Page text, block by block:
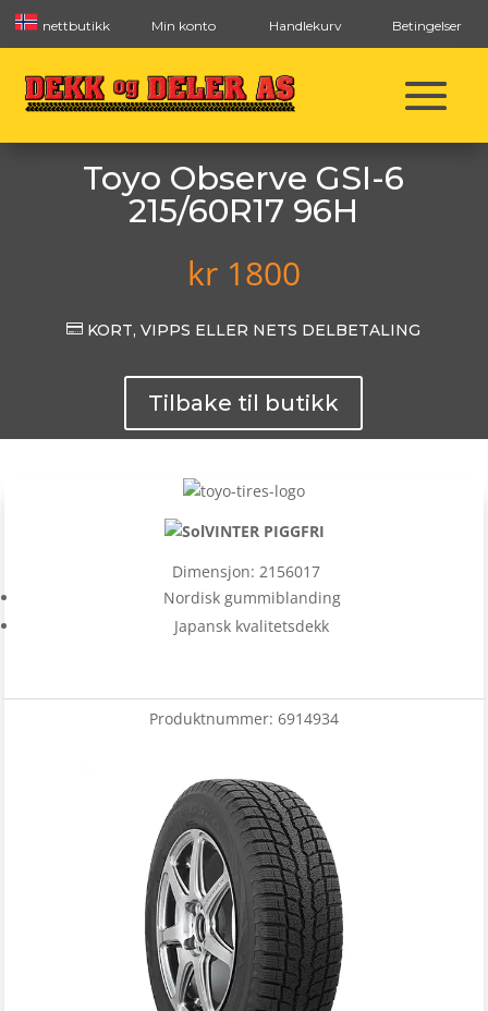
nettbutikk Min konto Handlekurv Betingelser
Toyo Observe GSI-6
215/60R17 96H
kr1800
 KORT, VIPPS ELLER NETS DELBETALING
Tilbake til butikk
VINTER PIGGFRI
Dimensjon: 2156017
Nordisk gummiblanding
Japansk kvalitetsdekk
Produktnummer: 6914934